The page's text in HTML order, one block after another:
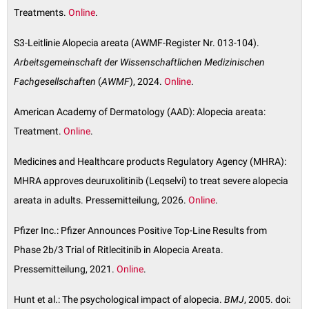
Treatments. Online.
S3-Leitlinie Alopecia areata (AWMF-Register Nr. 013-104).
Arbeitsgemeinschaft der Wissenschaftlichen Medizinischen
Fachgesellschaften (AWMF), 2024. Online.
American Academy of Dermatology (AAD): Alopecia areata:
Treatment. Online.
Medicines and Healthcare products Regulatory Agency (MHRA):
MHRA approves deuruxolitinib (Leqselvi) to treat severe alopecia
areata in adults. Pressemitteilung, 2026. Online.
Pfizer Inc.: Pfizer Announces Positive Top-Line Results from
Phase 2b/3 Trial of Ritlecitinib in Alopecia Areata.
Pressemitteilung, 2021. Online.
Hunt et al.: The psychological impact of alopecia. BMJ, 2005. doi: